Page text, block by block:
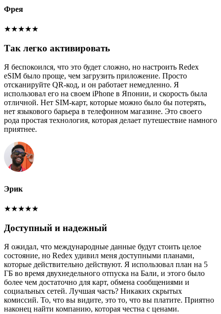
Фрея
★★★★★
Так легко активировать
Я беспокоился, что это будет сложно, но настроить Redex
eSIM было проще, чем загрузить приложение. Просто
отсканируйте QR-код, и он работает немедленно. Я
использовал его на своем iPhone в Японии, и скорость была
отличной. Нет SIM-карт, которые можно было бы потерять,
нет языкового барьера в телефонном магазине. Это своего
рода простая технология, которая делает путешествие намного
приятнее.
Эрик
★★★★★
Доступный и надежный
Я ожидал, что международные данные будут стоить целое
состояние, но Redex удивил меня доступными планами,
которые действительно действуют. Я использовал план на 5
ГБ во время двухнедельного отпуска на Бали, и этого было
более чем достаточно для карт, обмена сообщениями и
социальных сетей. Лучшая часть? Никаких скрытых
комиссий. То, что вы видите, это то, что вы платите. Приятно
наконец найти компанию, которая честна с ценами.